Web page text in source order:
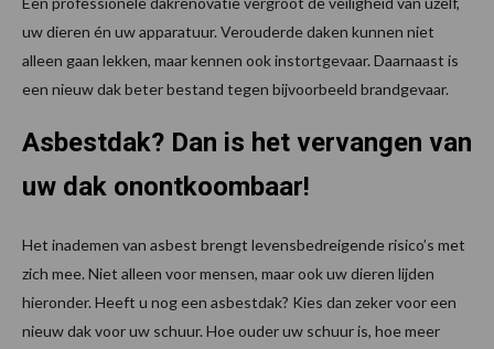
uw dieren én uw apparatuur. Verouderde daken kunnen niet
alleen gaan lekken, maar kennen ook instortgevaar. Daarnaast is
een nieuw dak beter bestand tegen bijvoorbeeld brandgevaar.
Asbestdak? Dan is het vervangen van
uw dak onontkoombaar!
Het inademen van asbest brengt levensbedreigende risico’s met
zich mee. Niet alleen voor mensen, maar ook uw dieren lijden
hieronder. Heeft u nog een asbestdak? Kies dan zeker voor een
nieuw dak voor uw schuur. Hoe ouder uw schuur is, hoe meer